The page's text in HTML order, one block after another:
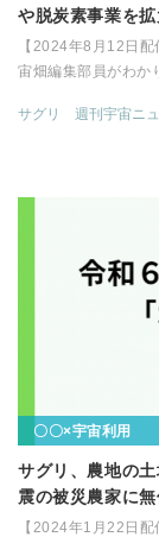
や脱炭素事業を拡
【2024年8月12日
宙畑編集部員がわか
サグリ 週刊宇宙ニ
〇〇×宇宙利用
サグリ、農地の
震の被災農家に
【2024年1月22日